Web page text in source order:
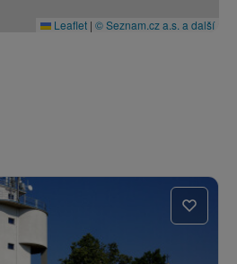
Leaflet | © Seznam.cz a.s. a další